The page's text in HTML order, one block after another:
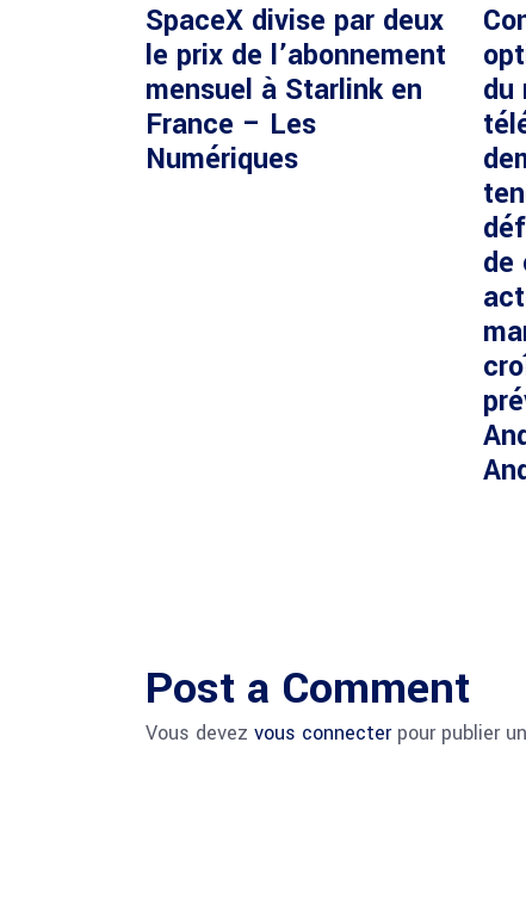
SpaceX divise par deux
le prix de l’abonnement
mensuel à Starlink en
France – Les
Numériques
du
de
Post a Comment
Vous devez vous connecterpour publier